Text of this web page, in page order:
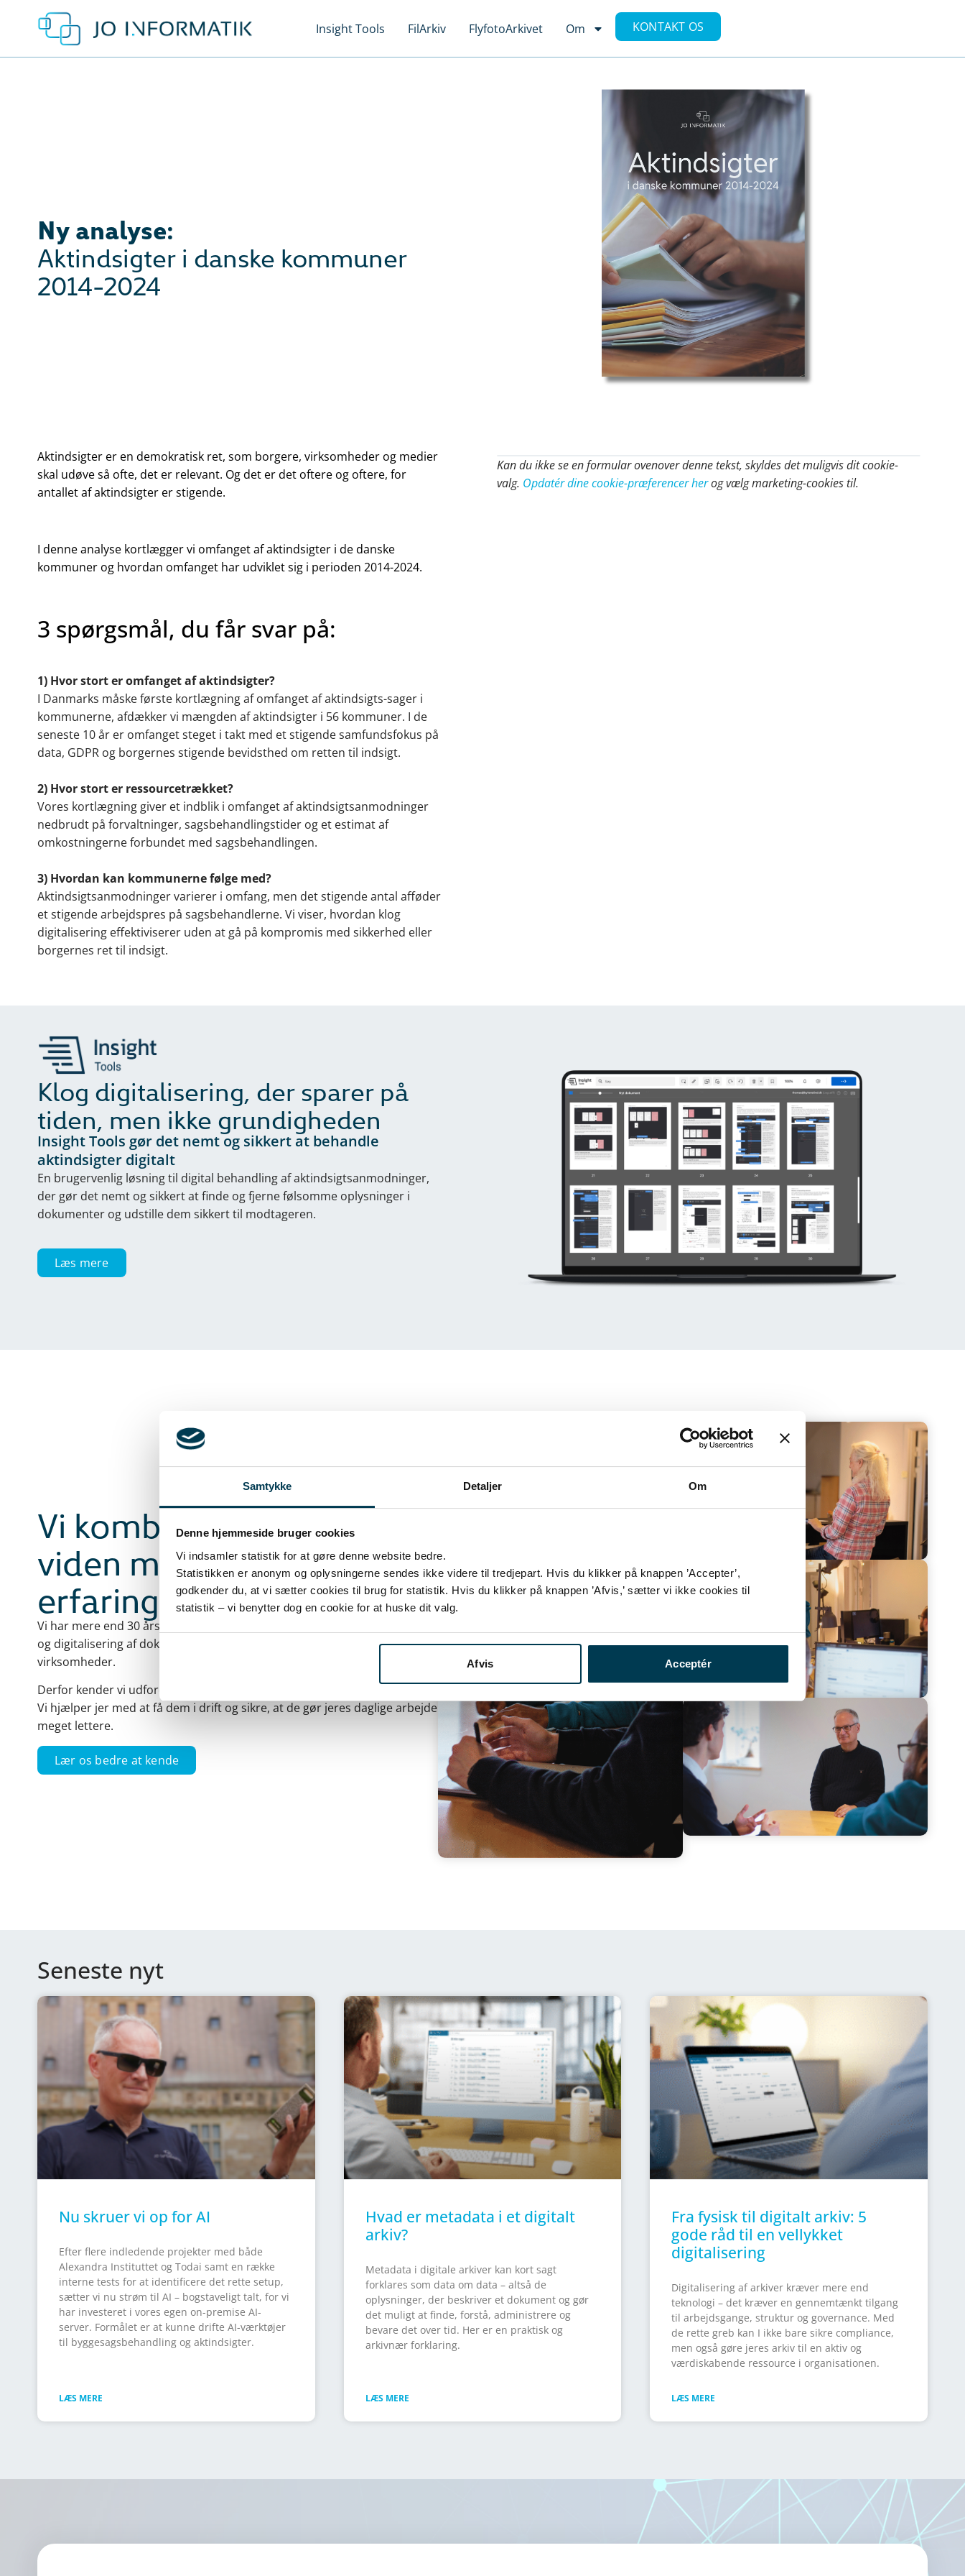
Samtykke Detaljer Om
Denne hjemmeside bruger cookies
Vi indsamler statistik for at gøre denne website bedre.
Statistikken er anonym og oplysningerne sendes ikke videre til tredjepart. Hvis du klikker på knappen ’Accepter’,
godkender du, at vi sætter cookies til brug for statistik. Hvis du klikker på knappen ’Afvis,’ sætter vi ikke cookies til
statistik – vi benytter dog en cookie for at huske dit valg.
Afvis Acceptér
Insight Tools FilArkiv FlyfotoArkivet Om KONTAKT OS
Ny analyse:
Aktindsigter i danske kommuner
2014-2024
Aktindsigter er en demokratisk ret, som borgere, virksomheder og medier
skal udøve så ofte, det er relevant. Og det er det oftere og oftere, for
antallet af aktindsigter er stigende.
I denne analyse kortlægger vi omfanget af aktindsigter i de danske
kommuner og hvordan omfanget har udviklet sig i perioden 2014-2024.
3 spørgsmål, du får svar på:
1) Hvor stort er omfanget af aktindsigter?
I Danmarks måske første kortlægning af omfanget af aktindsigts-sager i
kommunerne, afdækker vi mængden af aktindsigter i 56 kommuner. I de
seneste 10 år er omfanget steget i takt med et stigende samfundsfokus på
data, GDPR og borgernes stigende bevidsthed om retten til indsigt.
2) Hvor stort er ressourcetrækket?
Vores kortlægning giver et indblik i omfanget af aktindsigtsanmodninger
nedbrudt på forvaltninger, sagsbehandlingstider og et estimat af
omkostningerne forbundet med sagsbehandlingen.
3) Hvordan kan kommunerne følge med?
Aktindsigtsanmodninger varierer i omfang, men det stigende antal afføder
et stigende arbejdspres på sagsbehandlerne. Vi viser, hvordan klog
digitalisering effektiviserer uden at gå på kompromis med sikkerhed eller
borgernes ret til indsigt.
Kan du ikke se en formular ovenover denne tekst, skyldes det muligvis dit cookie-
valg. Opdatér dine cookie-præferencer herog vælg marketing-cookies til.
Klog digitalisering, der sparer på
tiden, men ikke grundigheden
Insight Tools gør det nemt og sikkert at behandle
aktindsigter digitalt
En brugervenlig løsning til digital behandling af aktindsigtsanmodninger,
der gør det nemt og sikkert at finde og fjerne følsomme oplysninger i
dokumenter og udstille dem sikkert til modtageren.
Læs mere
Vi kombinerer den nyeste
viden med mange års
erfaring
Vi har mere end 30 års erfaring med softwareudvikling, OCR-behandling
og digitalisering af dokumentarkiver i kommuner, styrelser, ministerier og
virksomheder.
Derfor kender vi udfordringerne og kan bidrage med de bedste løsninger.
Vi hjælper jer med at få dem i drift og sikre, at de gør jeres daglige arbejde
meget lettere.
Lær os bedre at kende
Seneste nyt
Nu skruer vi op for AI
Efter flere indledende projekter med både
Alexandra Instituttet og Todai samt en række
interne tests for at identificere det rette setup,
sætter vi nu strøm til AI – bogstaveligt talt, for vi
har investeret i vores egen on-premise AI-
server. Formålet er at kunne drifte AI-værktøjer
til byggesagsbehandling og aktindsigter.
LÆS MERE
Hvad er metadata i et digitalt
arkiv?
Metadata i digitale arkiver kan kort sagt
forklares som data om data – altså de
oplysninger, der beskriver et dokument og gør
det muligt at finde, forstå, administrere og
bevare det over tid. Her er en praktisk og
arkivnær forklaring.
LÆS MERE
Fra fysisk til digitalt arkiv: 5
gode råd til en vellykket
digitalisering
Digitalisering af arkiver kræver mere end
teknologi – det kræver en gennemtænkt tilgang
til arbejdsgange, struktur og governance. Med
de rette greb kan I ikke bare sikre compliance,
men også gøre jeres arkiv til en aktiv og
værdiskabende ressource i organisationen.
LÆS MERE